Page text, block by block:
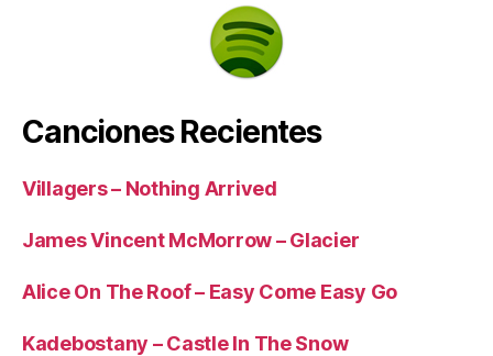
Canciones Recientes
Villagers – Nothing Arrived
James Vincent McMorrow – Glacier
Alice On The Roof – Easy Come Easy Go
Kadebostany – Castle In The Snow